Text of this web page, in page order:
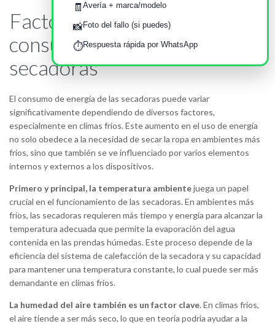
Factores que afectan al
consumo de energía de las
secadoras
El consumo de energía de las secadoras puede variar
significativamente dependiendo de diversos factores,
especialmente en climas fríos. Este aumento en el uso de energía
no solo obedece a la necesidad de secar la ropa en ambientes más
fríos, sino que también se ve influenciado por varios elementos
internos y externos a los dispositivos.
Primero y principal, la temperatura ambientejuega un papel
crucial en el funcionamiento de las secadoras. En ambientes más
fríos, las secadoras requieren más tiempo y energía para alcanzar la
temperatura adecuada que permite la evaporación del agua
contenida en las prendas húmedas. Este proceso depende de la
eficiencia del sistema de calefacción de la secadora y su capacidad
para mantener una temperatura constante, lo cual puede ser más
demandante en climas fríos.
La humedad del aire también es un factor clave. En climas fríos,
el aire tiende a ser más seco, lo que en teoría podría ayudar a la
🧾 Avería + marca/modelo
📸Foto del fallo (si puedes)
⏱️Respuesta rápida por WhatsApp